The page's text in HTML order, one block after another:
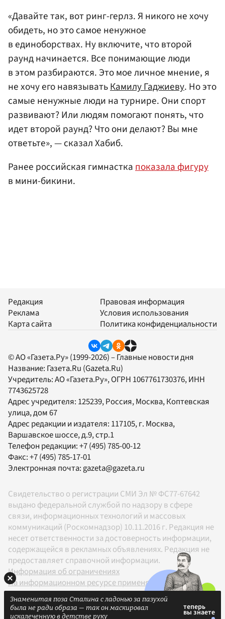
«Давайте так, вот ринг-герлз. Я никого не хочу
обидеть, но это самое ненужное
в единоборствах. Ну включите, что второй
раунд начинается. Все понимающие люди
в этом разбираются. Это мое личное мнение, я
не хочу его навязыватьКамилу Гаджиеву. Но это
самые ненужные люди на турнире. Они спорт
развивают? Или людям помогают понять, что
идет второй раунд? Что они делают? Вы мне
ответьте», — сказал Хабиб.
Ранее российская гимнасткапоказала фигуру
в мини-бикини.
Редакция
Реклама
Карта сайта
Правовая информация
Условия использования
Политика конфиденциальности
© АО «Газета.Ру» (1999-2026) – Главные новости дня
Название: Газета.Ru (Gazeta.Ru)
Учредитель:АО «Газета.Ру», ОГРН 1067761730376, ИНН
7743625728
Адрес учредителя: 125239, Россия, Москва, Коптевская
улица, дом 67
Адрес редакции и издателя: 117105, г. Москва,
Варшавское шоссе, д.9, стр.1
Телефон редакции:+7 (495) 785-00-12
Факс:+7 (495) 785-17-01
Электронная почта: gazeta@gazeta.ru
Свидетельство о регистрации СМИ Эл № ФС77-67642
выдано федеральной службой по надзору в сфере
связи, информационных технологий и массовых
коммуникаций (Роскомнадзор) 10.11.2016 г. Редакция не
несет ответственности за достоверность информации,
содержащейся в рекламных объявлениях. Редакция не
предоставляет справочной информации.
Информация об ограничениях
На информационном ресурсе применяются
рекомендательные технологии в соответствии с
Правилами
Знаменитая поза Сталина с ладонью за пазухой
была не ради образа — так он маскировал
искалеченную в детстве руку